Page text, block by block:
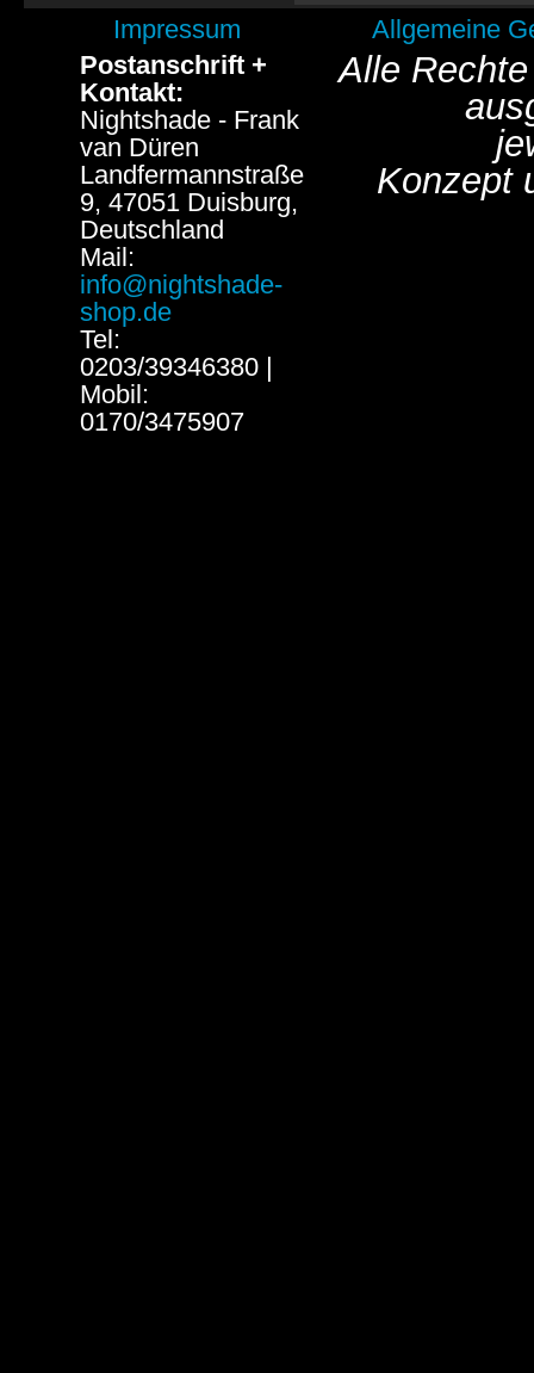
Impressum
Allgemeine
Postanschrift +
Kontakt:
Nightshade - Frank
van Düren
Landfermannstraße
9, 47051 Duisburg,
Deutschland
Mail:
info@nightshade-
shop.de
Tel:
0203/39346380 |
Mobil:
0170/3475907
Alle
Konzept